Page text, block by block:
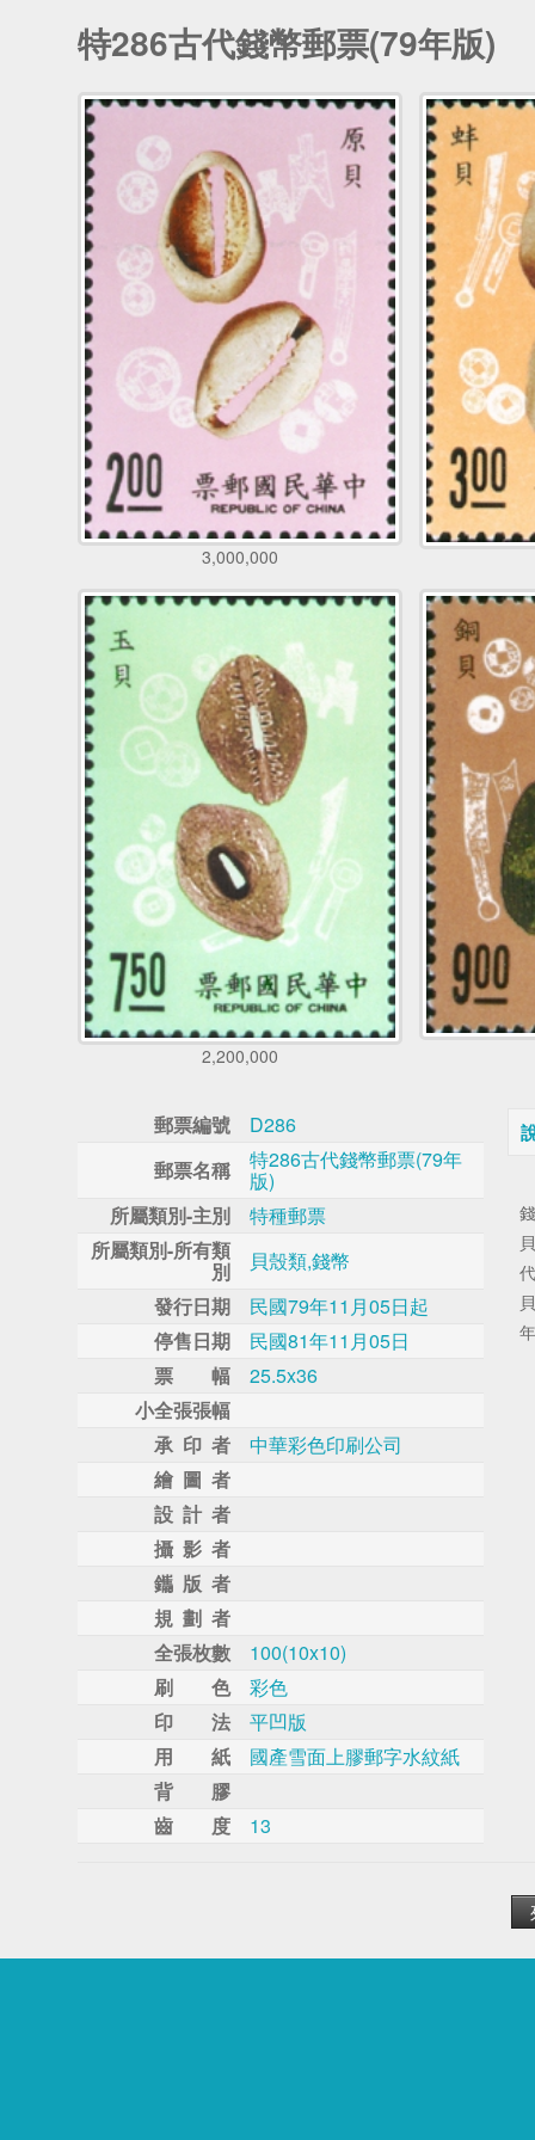
特286古代錢幣郵票(79年版)
3,000,000
2,200,000
郵票編號
D286
郵票名稱
特286古代錢幣郵票(79年
版)
所屬類別-主別
特種郵票
所屬類別-所有類
別
貝殼類,錢幣
發行日期
民國79年11月05日起
停售日期
民國81年11月05日
票 幅
25.5x36
小全張張幅
承 印 者
中華彩色印刷公司
繪 圖 者
設 計 者
攝 影 者
鑴 版 者
規 劃 者
全張枚數
100(10x10)
刷 色
彩色
印 法
平凹版
用 紙
國產雪面上膠郵字水紋紙
背 膠
齒 度
13